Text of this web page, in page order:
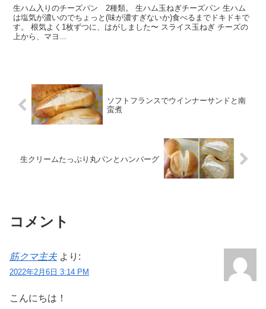
生ハム入りのチーズパン 2種類。 生ハム玉ねぎチーズパン 生ハム
は塩気が濃いのでちょっと(味が濃すぎないか)食べるまでドキドキで
す。 根気よく1枚ずつに、はがしました〜 スライス玉ねぎ チーズの
上から、マヨ...
ソフトフランスでウインナーサンドと南
蛮煮
生クリームたっぷり丸パンとハンバーグ
コメント
筋クマ主夫 より:
2022年2月6日 3:14 PM
こんにちは！